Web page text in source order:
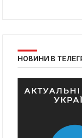
НОВИНИ В